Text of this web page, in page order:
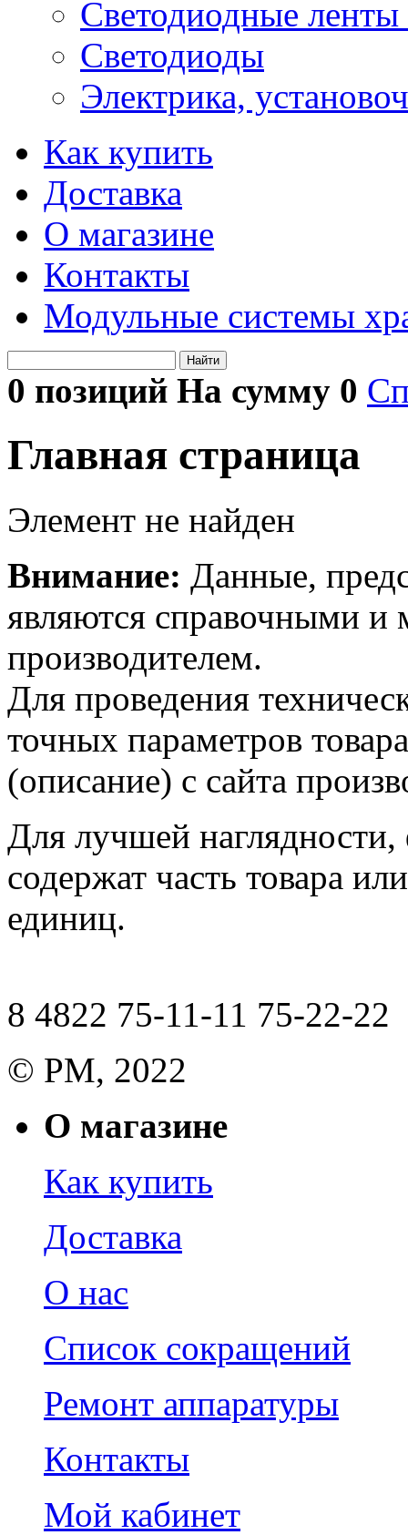
Светодиодные
Светодиоды
Электрика,
Как купить
Доставка
О магазине
Контакты
Модульные системы
Найти
0 позиций На сумму 0
Главная страница
Элемент не найден
Внимание: Данные,
являются справочными и
производителем.
Для проведения
точных параметров
(описание) с сайта
Для лучшей наглядности,
содержат часть товара
единиц.
8 4822 75-11-11 75-22-22
© РМ, 2022
О магазине
Как купить
Доставка
О нас
Список сокращений
Ремонт аппаратуры
Контакты
Мой кабинет